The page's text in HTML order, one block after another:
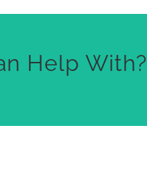
Help With?